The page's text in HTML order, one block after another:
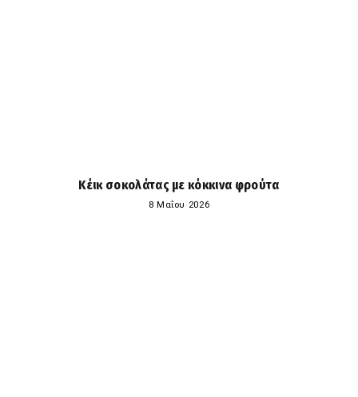
Κέικ σοκολάτας με κόκκινα φρούτα
8 Μαΐου 2026